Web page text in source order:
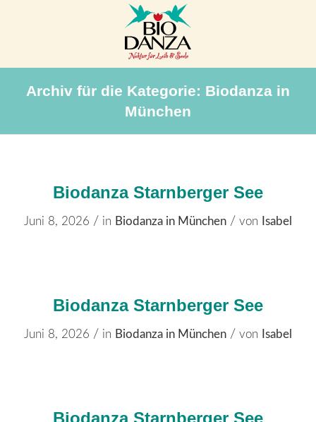
Archiv für die Kategorie: Biodanza in
München
Biodanza Starnberger See
Juni 8, 2026 / in Biodanza in München / von Isabel
Biodanza Starnberger See
Juni 8, 2026 / in Biodanza in München / von Isabel
Biodanza Starnberger See